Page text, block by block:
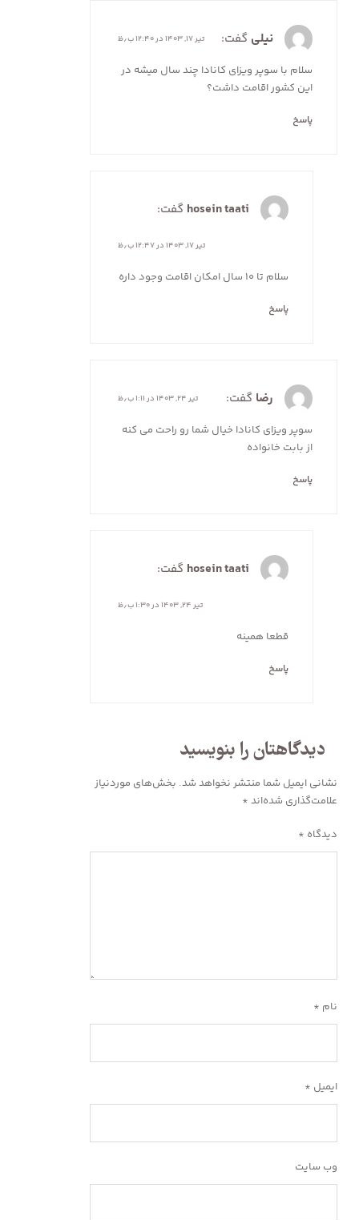
نیلی گفت: تیر ۱۷, ۱۴۰۳ در ۱۲:۴۰ ب٫ظ
سلام با سوپر ویزای کانادا چند سال میشه در
این کشور اقامت داشت؟
پاسخ
hosein taati گفت:
تیر ۱۷, ۱۴۰۳ در ۱۲:۴۷ ب٫ظ
سلام تا ۱۰ سال امکان اقامت وجود داره
پاسخ
رضا گفت: تیر ۲۴, ۱۴۰۳ در ۱:۱۱ ب٫ظ
سوپر ویزای کانادا خیال شما رو راحت می کنه
از بابت خانواده
پاسخ
hosein taati گفت:
تیر ۲۴, ۱۴۰۳ در ۱:۳۰ ب٫ظ
قطعا همینه
پاسخ
دیدگاهتان را بنویسید
نشانی ایمیل شما منتشر نخواهد شد. بخش‌های موردنیاز
علامت‌گذاری شده‌اند *
دیدگاه *
نام *
ایمیل *
وب‌ سایت